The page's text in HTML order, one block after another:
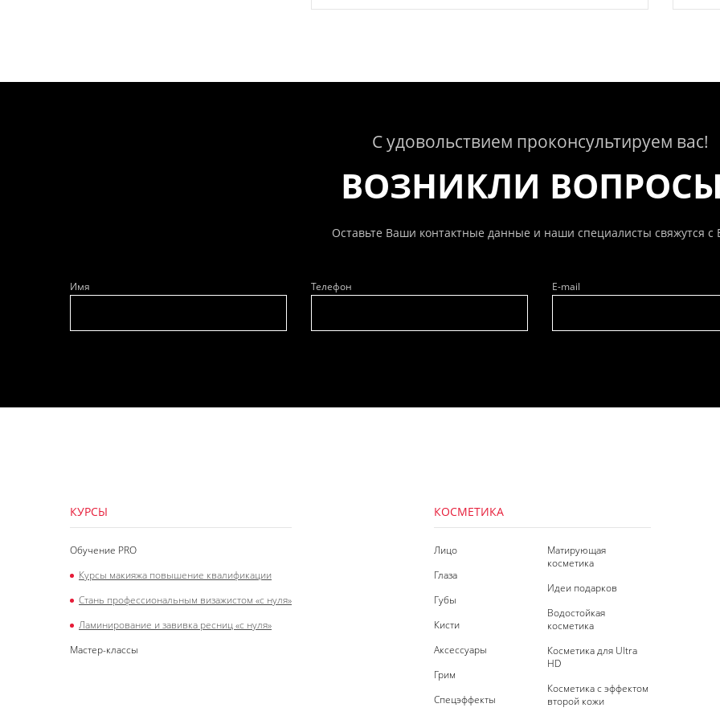
С удовольствием проконсультируем вас!
ВОЗНИКЛИ ВОПРОСЫ
Оставьте Ваши контактные данные и наши специалисты свяжутся с
Имя Телефон
E-mail
КУРСЫ
Обучение PRO
Курсы макияжа повышение квалификации
Стань профессиональным визажистом «с нуля»
Ламинирование и завивка ресниц «с нуля»
Мастер-классы
КОСМЕТИКА
Лицо
Глаза
Губы
Кисти
Аксессуары
Грим
Спецэффекты
Матирующая
косметика
Идеи подарков
Водостойкая
косметика
Косметика для Ultra
HD
Косметика с эффектом
второй кожи